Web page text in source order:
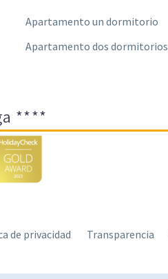
Apartamento un dormitorio
Apartamento dos dormitorios
****
de privacidad Transparencia